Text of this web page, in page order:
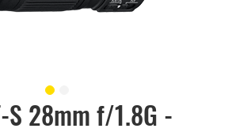
S 28mm f/1.8G -